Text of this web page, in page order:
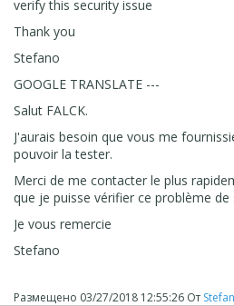
verify this security issue
Thank you
Stefano
GOOGLE TRANSLATE ---
Salut FALCK.
J'aurais besoin que vous me
pouvoir la tester.
Merci de me contacter le plus
que je puisse vérifier ce problème de
Je vous remercie
Stefano
Размещено 03/27/2018 12:55:26 От